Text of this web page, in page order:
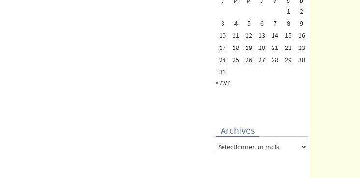
1
2
3
4 5 6 7 8
9
10
11 12 13 14 15
16
17
18 19 20 21 22
23
24
25 26 27 28 29
30
31
« Avr
Archives
Archives